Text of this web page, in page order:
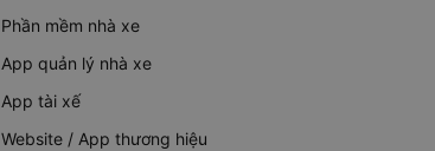
Phần mềm nhà xe
App quản lý nhà xe
App tài xế
Website / App thương hiệu